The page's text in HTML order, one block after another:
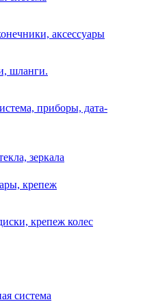
аксессуары
шланги.
приборы, дата-
зеркала
крепеж
крепеж колес
система